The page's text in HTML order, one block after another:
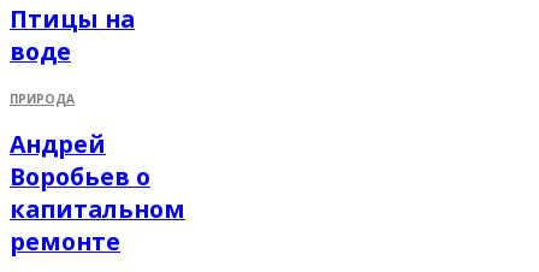
Птицы на
воде
ПРИРОДА
Андрей
Воробьев о
капитальном
ремонте